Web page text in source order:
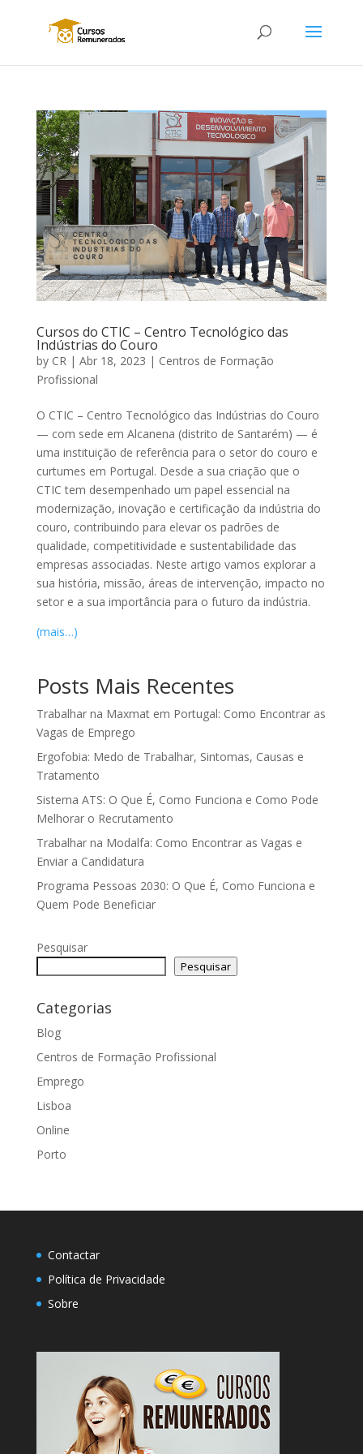
Cursos do CTIC – Centro Tecnológico das
Indústrias do Couro
by CR| Abr 18, 2023 | Centros de Formação
Profissional
O CTIC – Centro Tecnológico das Indústrias do Couro
— com sede em Alcanena (distrito de Santarém) — é
uma instituição de referência para o setor do couro e
curtumes em Portugal. Desde a sua criação que o
CTIC tem desempenhado um papel essencial na
modernização, inovação e certificação da indústria do
couro, contribuindo para elevar os padrões de
qualidade, competitividade e sustentabilidade das
empresas associadas. Neste artigo vamos explorar a
sua história, missão, áreas de intervenção, impacto no
setor e a sua importância para o futuro da indústria.
(mais…)
Posts Mais Recentes
Trabalhar na Maxmat em Portugal: Como Encontrar as
Vagas de Emprego
Ergofobia: Medo de Trabalhar, Sintomas, Causas e
Tratamento
Sistema ATS: O Que É, Como Funciona e Como Pode
Melhorar o Recrutamento
Trabalhar na Modalfa: Como Encontrar as Vagas e
Enviar a Candidatura
Programa Pessoas 2030: O Que É, Como Funciona e
Quem Pode Beneficiar
Pesquisar
Pesquisar
Categorias
Blog
Centros de Formação Profissional
Emprego
Lisboa
Online
Porto
Contactar
Política de Privacidade
Sobre